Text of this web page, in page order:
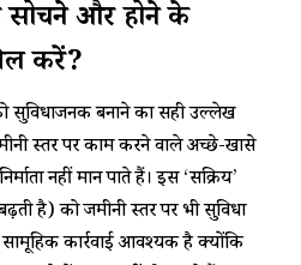
सोचने और होने के
करें?
सुविधाजनक बनाने का सही उल्लेख
स्तर पर काम करने वाले अच्छे-खासे
नहीं मान पाते हैं। इस ‘सक्रिय’
है) को जमीनी स्तर पर भी सुविधा
सामूहिक कार्रवाई आवश्यक है क्योंकि